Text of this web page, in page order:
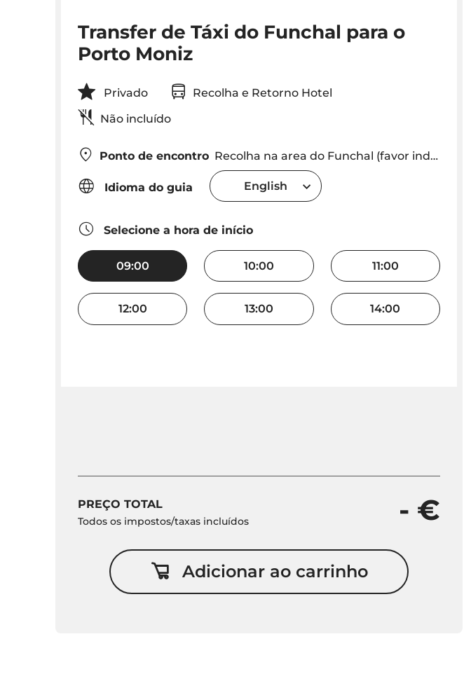
Transfer de Táxi do Funchal para o
Porto Moniz
Privado
Recolha e Retorno Hotel
Não incluído
Ponto de encontro Recolha na area do Funchal (favor indicar a hora pretendida)
Idioma do guia English
Selecione a hora de início
09:00 10:00 11:00
12:00 13:00 14:00
PREÇO TOTAL
Todos os impostos/taxas incluídos - €
Adicionar ao carrinho